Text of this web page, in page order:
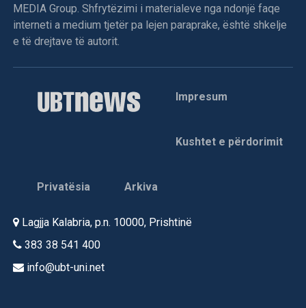
MEDIA Group. Shfrytëzimi i materialeve nga ndonjë faqe
interneti a medium tjetër pa lejen paraprake, është shkelje
e të drejtave të autorit.
Impresum
Kushtet e përdorimit
Privatësia Arkiva
Lagjja Kalabria, p.n. 10000, Prishtinë
383 38 541 400
info@ubt-uni.net